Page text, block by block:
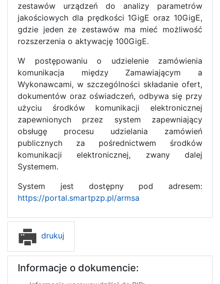
zestawów urządzeń do analizy parametrów
jakościowych dla prędkości 1GigE oraz 10GigE,
gdzie jeden ze zestawów ma mieć możliwość
rozszerzenia o aktywację 100GigE.
W postępowaniu o udzielenie zamówienia
komunikacja między Zamawiającym a
Wykonawcami, w szczególności składanie ofert,
dokumentów oraz oświadczeń, odbywa się przy
użyciu środków komunikacji elektronicznej
zapewnionych przez system zapewniający
obsługę procesu udzielania zamówień
publicznych za pośrednictwem środków
komunikacji elektronicznej, zwany dalej
Systemem.
System jest dostępny pod adresem:
https://portal.smartpzp.pl/armsa
drukuj
Informacje o dokumencie: